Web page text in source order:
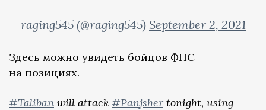
— raging545 (@raging545) September 2, 2021
Здесь можно увидеть бойцов ФНС
на позициях.
#Taliban will attack #Panjsher tonight, using